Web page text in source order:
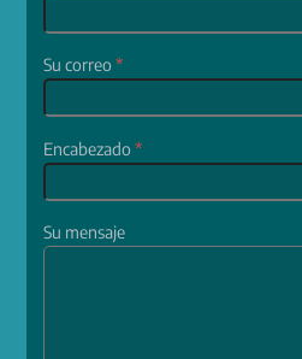
Su correo*
Encabezado*
Su mensaje